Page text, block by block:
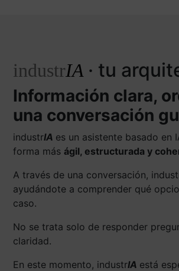
industrIA · tu
Información clara,
una conversación
industrIA es un asistente basado en
forma más ágil, estructurada y
A través de una conversación,
ayudándote a comprender qué
caso.
No se trata solo de responder
claridad.
En este momento, industrIA está